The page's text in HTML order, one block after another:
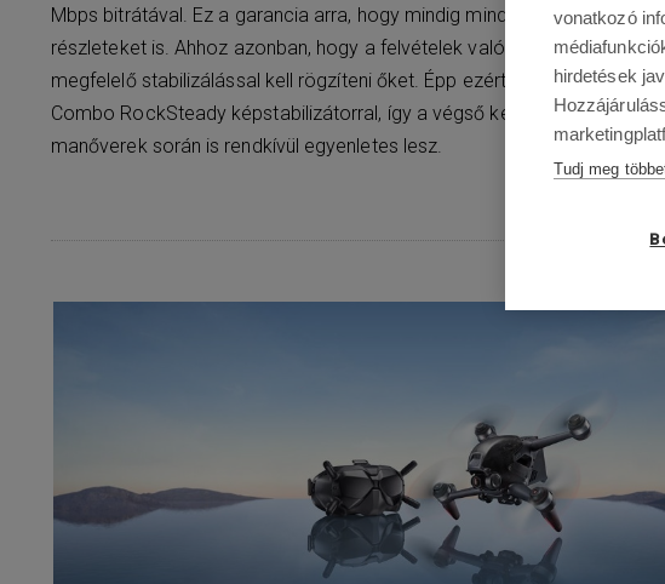
Mbps bitrátával. Ez a garancia arra, hogy mindig mindent rögzít, még a
részleteket is. Ahhoz azonban, hogy a felvételek valóban nagyszerűek
megfelelő stabilizálással kell rögzíteni őket. Épp ezért rendelkezik a A
Combo RockSteady képstabilizátorral, így a végső kép még a
manőverek során is rendkívül egyenletes lesz.
vonatkozó
hirdetések
Tudj meg